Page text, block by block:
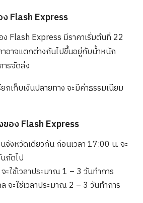
Flash Express
Flash Express มีราคาเริ่มต้นที่ 22
าอาจแตกต่างกันไปขึ้นอยู่กับน้ำหนัก
ารจัดส่ง
กเก็บเงินปลายทาง จะมีค่าธรรมเนียม
ของ Flash Express
งหวัดเดียวกัน ก่อนเวลา 17:00 น. จะ
ถัดไป
ใช้เวลาประมาณ 1 – 3 วันทำการ
จะใช้เวลาประมาณ 2 – 3 วันทำการ